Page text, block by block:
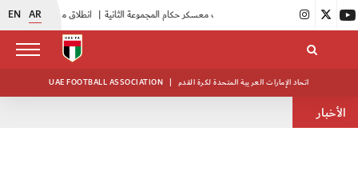
EN AR انطلاق منافسات بطولة النخبة لحرس الرئاسة |
UAE FOOTBALL ASSOCIATION | اتحاد الإمارات العربية المتحدة لكرة القدم
الأخبار